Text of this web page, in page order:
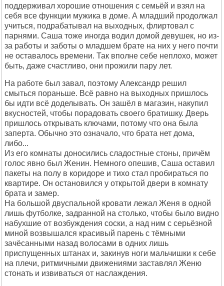
поддерживал хорошие отношения с семьёй и взял на
себя все функции мужика в доме. А младший продолжал
учиться, подрабатывал на выходных, флиртовал с
парнями. Саша тоже иногда водил домой девушек, но из-
за работы и заботы о младшем брате на них у него почти
не оставалось времени. Так вполне себе неплохо, может
быть, даже счастливо, они прожили пару лет.
На работе был завал, поэтому Александр решил
смыться пораньше. Всё равно на выходных пришлось
бы идти всё доделывать. Он зашёл в магазин, накупил
вкусностей, чтобы порадовать своего братишку. Дверь
пришлось открывать ключами, потому что она была
заперта. Обычно это означало, что брата нет дома,
либо...
Из его комнаты доносились сладостные стоны, причём
голос явно был Женин. Немного опешив, Саша оставил
пакеты на полу в коридоре и тихо стал пробираться по
квартире. Он остановился у открытой двери в комнату
брата и замер.
На большой двуспальной кровати лежал Женя в одной
лишь футболке, задранной на столько, чтобы было видно
набухшие от возбуждения соски, а над ним с серьёзной
миной возвышался красивый парень с тёмными
зачёсанными назад волосами в одних лишь
приспущенных штанах и, закинув ноги мальчишки к себе
на плечи, ритмичными движениями заставлял Женю
стонать и извиваться от наслаждения.